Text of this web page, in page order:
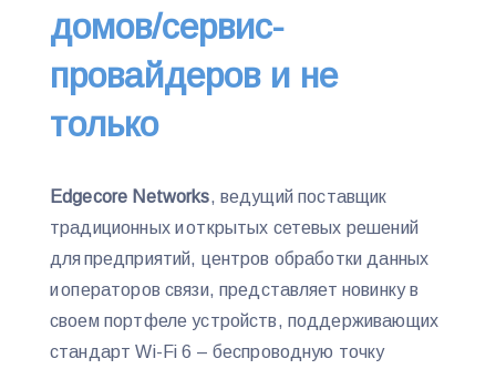
домов/сервис-
провайдеров и не
только
Edgecore Networks, ведущий поставщик
традиционных и открытых сетевых решений
для предприятий, центров обработки данных
и операторов связи, представляет новинку в
своем портфеле устройств, поддерживающих
стандарт Wi-Fi 6 – беспроводную точку